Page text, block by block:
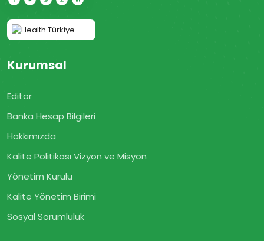
Kurumsal
Editör
Banka Hesap Bilgileri
Hakkımızda
Kalite Politikası Vizyon ve Misyon
Yönetim Kurulu
Kalite Yönetim Birimi
Sosyal Sorumluluk